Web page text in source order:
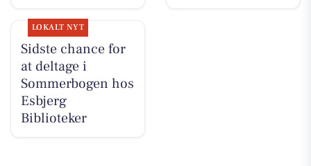
LOKALT NYT
Sidste chance for
at deltage i
Sommerbogen hos
Esbjerg
Biblioteker